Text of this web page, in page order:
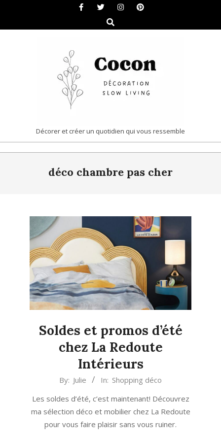
content
Search
COCON
|
DÉCORATION
LIVING
Décorer et créer un quotidien qui vous ressemble
déco chambre pas cher
Soldes et promos d’été
chez La Redoute
Intérieurs
03
By: Julie In: Shopping déco
Les soldes d’été, c’est maintenant! Découvrez
ma sélection déco et mobilier chez La Redoute
pour vous faire plaisir sans vous ruiner.